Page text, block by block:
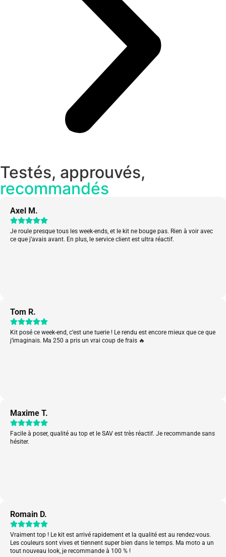
Testés, approuvés,
recommandés
Axel M.
Je roule presque tous les week-ends, et le kit ne bouge pas. Rien à voir avec
ce que j’avais avant. En plus, le service client est ultra réactif.
Tom R.
Kit posé ce week-end, c’est une tuerie ! Le rendu est encore mieux que ce que
j’imaginais. Ma 250 a pris un vrai coup de frais 🔥
Maxime T.
Facile à poser, qualité au top et le SAV est très réactif. Je recommande sans
hésiter.
Romain D.
Vraiment top ! Le kit est arrivé rapidement et la qualité est au rendez-vous.
Les couleurs sont vives et tiennent super bien dans le temps. Ma moto a un
tout nouveau look, je recommande à 100 % !